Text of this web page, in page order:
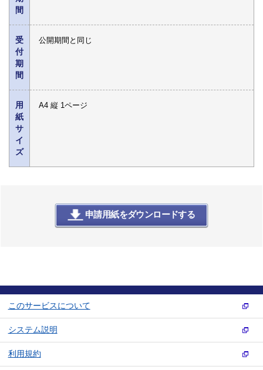
間
受
付
期
間
公開期間と同じ
用
紙
サ
イ
ズ
A4 縦 1ページ
申請用紙をダウンロードする
このサービスについて
システム説明
利用規約